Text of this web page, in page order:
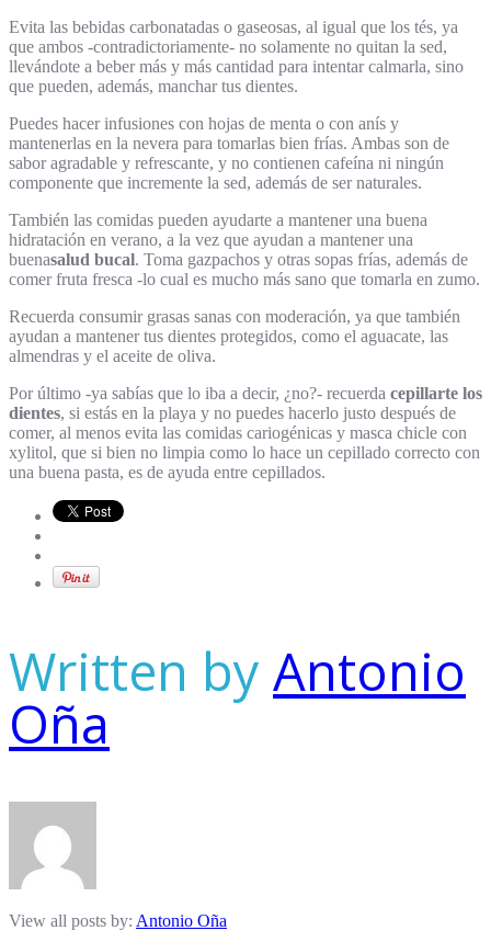
Evita las bebidas carbonatadas o gaseosas, al igual que los tés, ya
que ambos -contradictoriamente- no solamente no quitan la sed,
llevándote a beber más y más cantidad para intentar calmarla, sino
que pueden, además, manchar tus dientes.
Puedes hacer infusiones con hojas de menta o con anís y
mantenerlas en la nevera para tomarlas bien frías. Ambas son de
sabor agradable y refrescante, y no contienen cafeína ni ningún
componente que incremente la sed, además de ser naturales.
También las comidas pueden ayudarte a mantener una buena
hidratación en verano, a la vez que ayudan a mantener una
buenasalud bucal. Toma gazpachos y otras sopas frías, además de
comer fruta fresca -lo cual es mucho más sano que tomarla en zumo.
Recuerda consumir grasas sanas con moderación, ya que también
ayudan a mantener tus dientes protegidos, como el aguacate, las
almendras y el aceite de oliva.
Por último -ya sabías que lo iba a decir, ¿no?- recuerda cepillarte los
dientes, si estás en la playa y no puedes hacerlo justo después de
comer, al menos evita las comidas cariogénicas y masca chicle con
xylitol, que si bien no limpia como lo hace un cepillado correcto con
una buena pasta, es de ayuda entre cepillados.
Written by Antonio
Oña
View all posts by: Antonio Oña